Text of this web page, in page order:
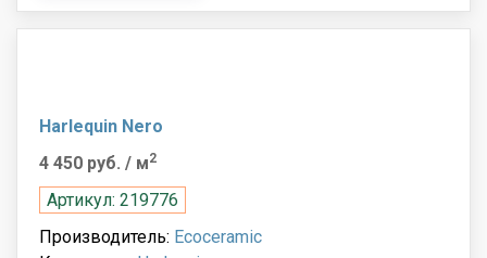
Harlequin Nero
4 450 руб. / м2
Артикул: 219776
Производитель: Ecoceramic